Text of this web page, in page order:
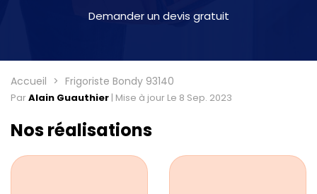
Demander un devis gratuit
Accueil Frigoriste Bondy 93140
ParAlain Guauthier | Mise à jour Le 8 Sep. 2023
Nos réalisations